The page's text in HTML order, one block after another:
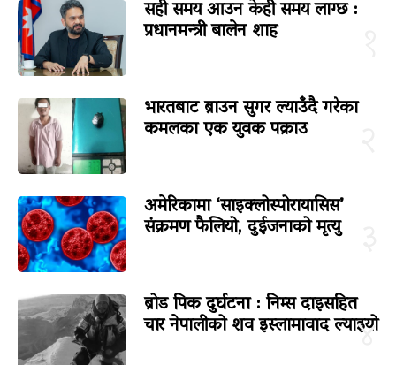
सही समय आउन केही समय लाग्छ :
प्रधानमन्त्री बालेन शाह
भारतबाट ब्राउन सुगर ल्याउँदै गरेका
कमलका एक युवक पक्राउ
अमेरिकामा ‘साइक्लोस्पोरायासिस’
संक्रमण फैलियो, दुईजनाको मृत्यु
४
ब्रोड पिक दुर्घटना : निम्स दाइसहित
चार नेपालीको शव इस्लामावाद ल्याइयो